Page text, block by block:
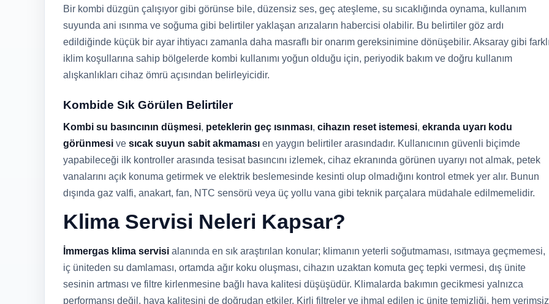
Bir kombi düzgün çalışıyor gibi görünse bile, düzensiz ses, geç ateşleme, su sıcaklığında oynama, kullanım
suyunda ani ısınma ve soğuma gibi belirtiler yaklaşan arızaların habercisi olabilir. Bu belirtiler göz ardı
edildiğinde küçük bir ayar ihtiyacı zamanla daha masraflı bir onarım gereksinimine dönüşebilir. Aksaray gibi
iklim koşullarına sahip bölgelerde kombi kullanımı yoğun olduğu için, periyodik bakım ve doğru kullanım
alışkanlıkları cihaz ömrü açısından belirleyicidir.
Kombide Sık Görülen Belirtiler
Kombi su basıncının düşmesi, peteklerin geç ısınması, cihazın reset istemesi, ekranda uyarı kodu
görünmesi ve sıcak suyun sabit akmaması en yaygın belirtiler arasındadır. Kullanıcının güvenli biçimde
yapabileceği ilk kontroller arasında tesisat basıncını izlemek, cihaz ekranında görünen uyarıyı not almak, petek
vanalarını açık konuma getirmek ve elektrik beslemesinde kesinti olup olmadığını kontrol etmek yer alır. Bunun
dışında gaz valfi, anakart, fan, NTC sensörü veya üç yollu vana gibi teknik parçalara müdahale edilmemelidir.
Klima Servisi Neleri Kapsar?
İmmergas klima servisi alanında en sık araştırılan konular; klimanın yeterli soğutmaması, ısıtmaya geçmemesi,
iç üniteden su damlaması, ortamda ağır koku oluşması, cihazın uzaktan komuta geç tepki vermesi, dış ünite
sesinin artması ve filtre kirlenmesine bağlı hava kalitesi düşüşüdür. Klimalarda bakımın gecikmesi yalnızca
performansı değil, hava kalitesini de doğrudan etkiler. Kirli filtreler ve ihmal edilen iç ünite temizliği, hem verimsiz